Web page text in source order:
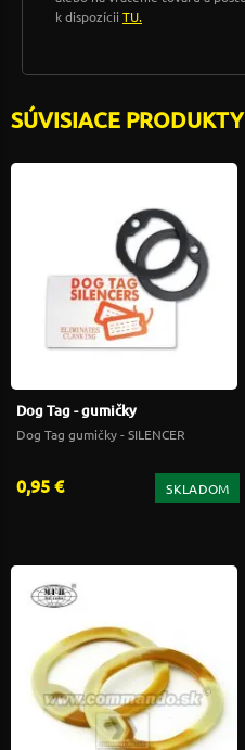
k dispozícii TU.
SÚVISIACE PRODUKTY
Dog Tag - gumičky
Dog Tag gumičky - SILENCER
0,95 € SKLADOM